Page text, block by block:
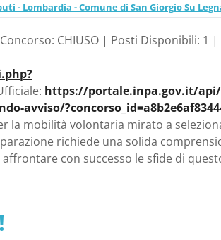
- Lombardia - Comune di San Giorgio Su
CHIUSO | Posti Disponibili: 1
https://portale.inpa.gov.it/api/
la mobilità volontaria mirato a
richiede una solida
con successo le sfide di